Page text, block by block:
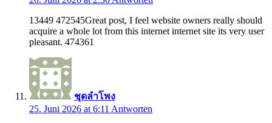
13449 472545Great post, I feel website owners really should
acquire a whole lot from this internet internet site its very user
pleasant. 474361
ชุดลำโพง
25. Juni 2026 at 6:11 Antworten